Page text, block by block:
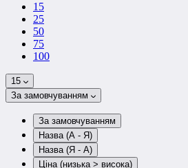
15
25
50
75
100
15
За замовчуванням
За замовчуванням
Назва (А - Я)
Назва (Я - А)
Ціна (низька > висока)